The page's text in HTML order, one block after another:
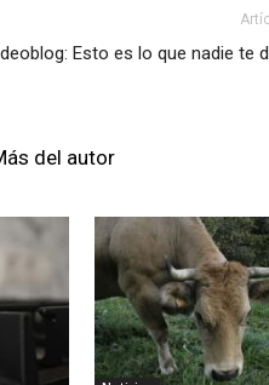
Esto es lo que nadie te
del autor